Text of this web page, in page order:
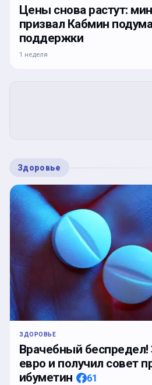
Цены снова растут:
призвал Кабмин
поддержки
1 неделя
Здоровье
ЗДОРОВЬЕ
Врачебный беспредел!
евро и получил совет
ибуметин
61